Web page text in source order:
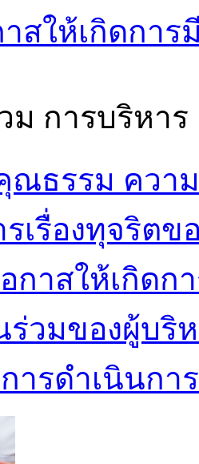
าสให้เกิดกา
ม การบริหาร
ณธรรม ควา
เรื่องทุจริตข
กาสให้เกิดก
ร่วมของผู้บริ
ารดำเนินก